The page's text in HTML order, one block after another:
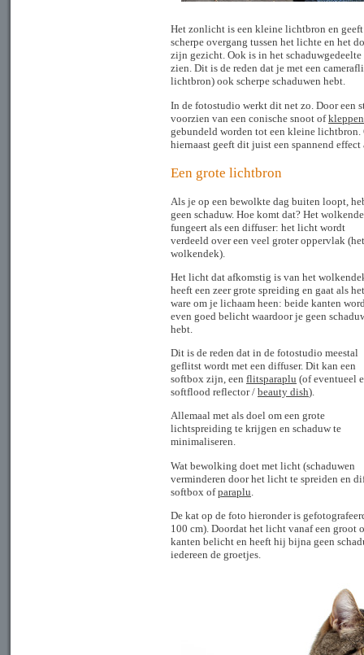
Het zonlicht is een kleine lichtbron en
scherpe overgang tussen het lichte en het
zijn gezicht. Ook is in het
zien. Dit is de reden dat je met een
lichtbron) ook scherpe schaduwen hebt.
In de fotostudio werkt dit net zo. Door een
voorzien van een conische snoot of
gebundeld worden tot een kleine lichtbron.
hiernaast geeft dit juist een spannend effect
Een grote lichtbron
Als je op een bewolkte dag buiten loopt,
geen schaduw. Hoe komt dat? Het
fungeert als een diffuser: het licht wordt
verdeeld over een veel groter oppervlak (het
wolkendek).
Het licht dat afkomstig is van het
heeft een zeer grote spreiding en gaat als het
ware om je lichaam heen: beide kanten
even goed belicht waardoor je geen
hebt.
Dit is de reden dat in de fotostudio meestal
geflitst wordt met een diffuser. Dit kan een
softbox zijn, een flitsparaplu (of eventueel
softflood reflector / beauty dish).
Allemaal met als doel om een grote
lichtspreiding te krijgen en schaduw te
minimaliseren.
Wat bewolking doet met licht (schaduwen
verminderen door het licht te spreiden en
softbox ofparaplu
De kat op de foto hieronder is
100 cm). Doordat het licht vanaf een
kanten belicht en heeft hij bijna geen
iedereen de groetjes.